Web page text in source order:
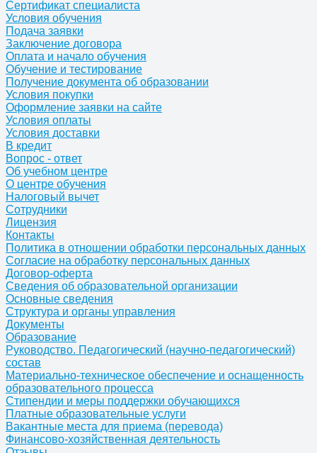
Сертификат специалиста
Условия обучения
Подача заявки
Заключение договора
Оплата и начало обучения
Обучение и тестирование
Получение документа об образовании
Условия покупки
Оформление заявки на сайте
Условия оплаты
Условия доставки
В кредит
Вопрос - ответ
Об учебном центре
О центре обучения
Налоговый вычет
Сотрудники
Лицензия
Контакты
Политика в отношении обработки персональных данных
Согласие на обработку персональных данных
Договор-оферта
Сведения об образовательной организации
Основные сведения
Структура и органы управления
Документы
Образование
Руководство. Педагогический (научно-педагогический)
состав
Материально-техническое обеспечение и оснащенность
образовательного процесса
Стипендии и меры поддержки обучающихся
Платные образовательные услуги
Вакантные места для приема (перевода)
Финансово-хозяйственная деятельность